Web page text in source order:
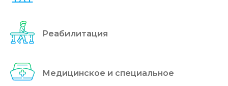
Реабилитация
Медицинское и специальное